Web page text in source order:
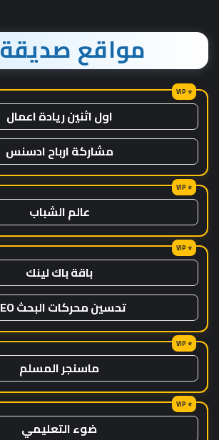
مواقع صديقة
اول اثنين ريادة اعمال
مشاركة ارباح ادسنس
عالم الشباب
باقة باك لينك
تحسين محركات البحث SEO
ماسنجر المسلم
ضوء التعليمي